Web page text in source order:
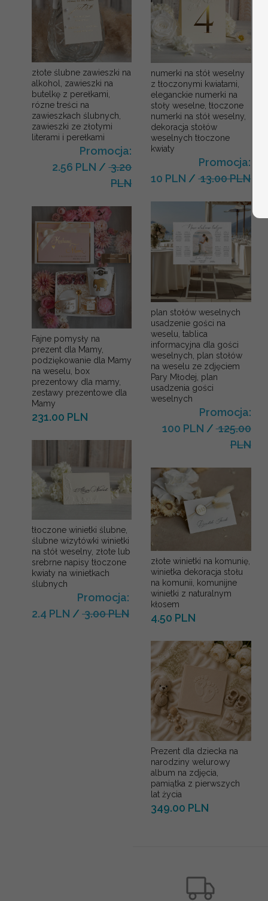
złote ślubne zawieszki na
alkohol, zawieszki na
butelkę z perełkami,
rózne treści na
zawieszkach ślubnych,
zawieszki ze złotymi
literami i perełkami
Promocja:
2.56 PLN /3.20
PLN
Fajne pomysły na
prezent dla Mamy,
podziękowanie dla Mamy
na weselu, box
prezentowy dla mamy,
zestawy prezentowe dla
Mamy
231.00 PLN
tłoczone winietki ślubne,
ślubne wizytówki winietki
na stół weselny, złote lub
srebrne napisy tłoczone
kwiaty na winietkach
ślubnych
Promocja:
2.4 PLN / 3.00 PLN
numerki na stół weselny
z tłoczonymi kwiatami,
eleganckie numerki na
stoły weselne, tłoczone
numerki na stół weselny,
dekoracja stołów
weselnych tłoczone
kwiaty
Promocja:
10 PLN /13.00 PLN
plan stołów weselnych
usadzenie gości na
weselu, tablica
informacyjna dla gości
weselnych, plan stołów
na weselu ze zdjęciem
Pary Młodej, plan
usadzenia gości
weselnych
Promocja:
100 PLN /125.00
PLN
złote winietki na komunię,
winietka dekoracja stołu
na komunii, komunijne
winietki z naturalnym
kłosem
4.50 PLN
Prezent dla dziecka na
narodziny welurowy
album na zdjęcia,
pamiątka z pierwszych
lat życia
349.00 PLN